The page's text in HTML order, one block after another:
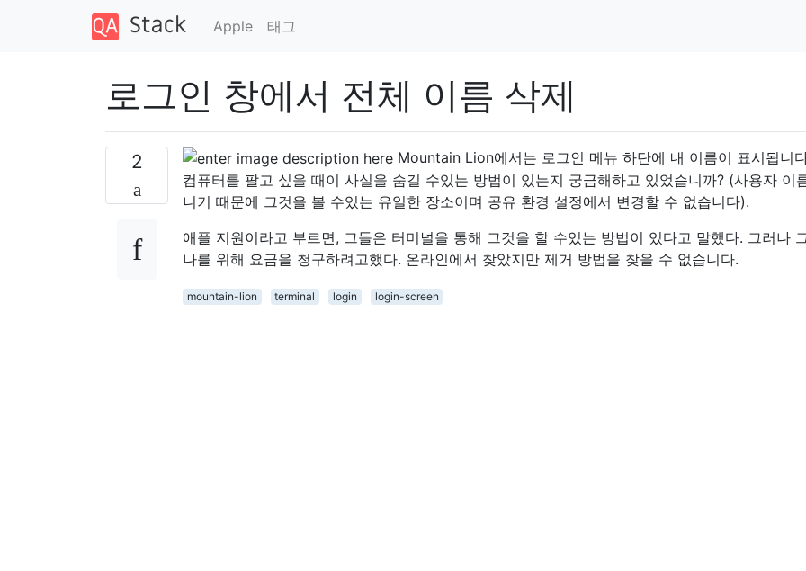
Apple 태그
로그인 창에서 전체 이름 삭제
2
Mountain Lion에서는 로그인 메뉴 하단에 내 이름이 표시됩니
컴퓨터를 팔고 싶을 때이 사실을 숨길 수있는 방법이 있는지 궁금해하고 있었습니까? (사용자 이
니기 때문에 그것을 볼 수있는 유일한 장소이며 공유 환경 설정에서 변경할 수 없습니다).
애플 지원이라고 부르면, 그들은 터미널을 통해 그것을 할 수있는 방법이 있다고 말했다. 그러나
나를 위해 요금을 청구하려고했다. 온라인에서 찾았지만 제거 방법을 찾을 수 없습니다.
mountain-lion terminal login login-screen